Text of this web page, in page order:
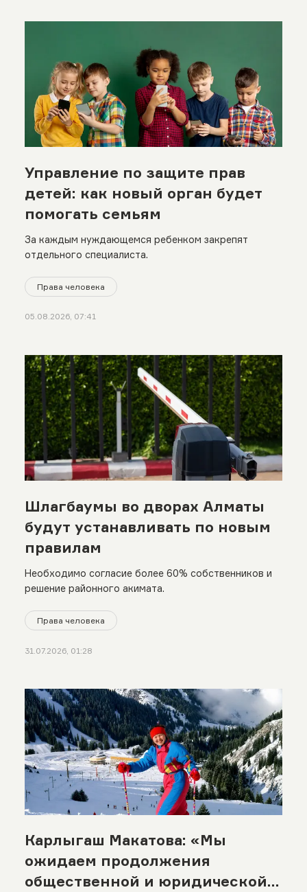
Управление по защите прав
детей: как новый орган будет
помогать семьям
За каждым нуждающемся ребенком закрепят
отдельного специалиста.
Права человека
05.08.2026, 07:41
Шлагбаумы во дворах Алматы
будут устанавливать по новым
правилам
Необходимо согласие более 60% собственников и
решение районного акимата.
Права человека
31.07.2026, 01:28
Карлыгаш Макатова: «Мы
ожидаем продолжения
общественной и юридической